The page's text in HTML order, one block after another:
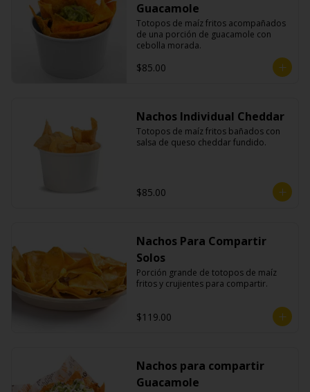
Guacamole
Totopos de maíz fritos acompañados
de una porción de guacamole con
cebolla morada.
$85.00
Nachos Individual Cheddar
Totopos de maíz fritos bañados con
salsa de queso cheddar fundido.
$85.00
Nachos Para Compartir
Solos
Porción grande de totopos de maíz
fritos y crujientes para compartir.
$119.00
Nachos para compartir
Guacamole